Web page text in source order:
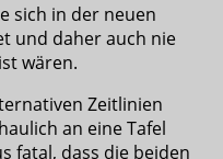
sich in der neuen
und daher auch nie
wären.
Zeitlinien
an eine Tafel
fatal, dass die beiden